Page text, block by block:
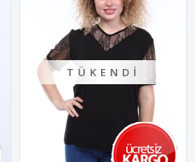
TÜKENDI